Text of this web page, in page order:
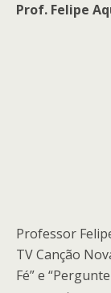
Prof. Felipe
Professor
TV Canção
Fé” e